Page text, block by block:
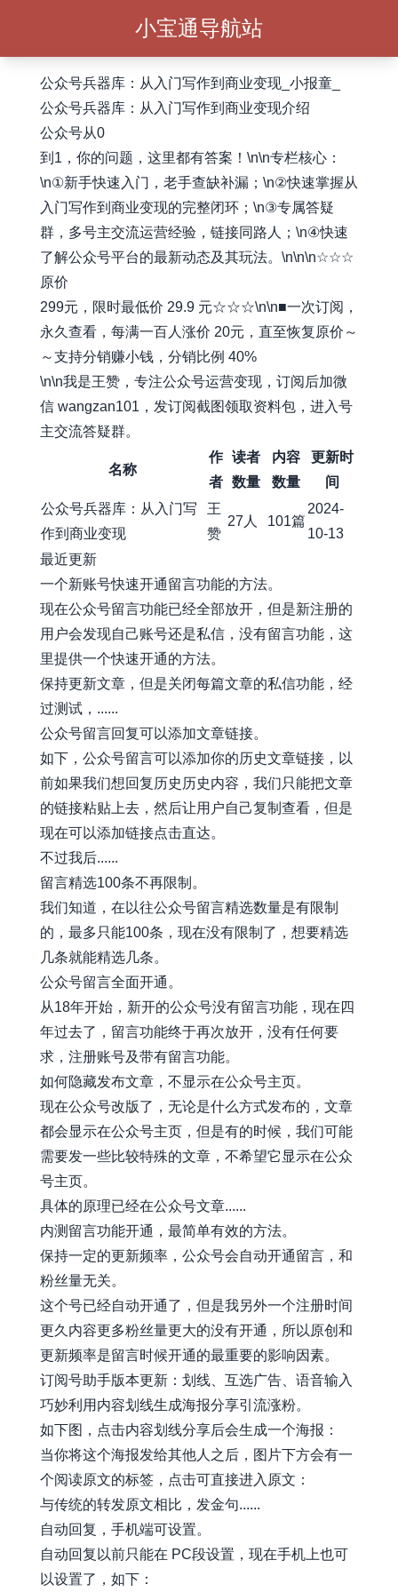
小宝通导航站
公众号兵器库：从入门写作到商业变现_小报童_
公众号兵器库：从入门写作到商业变现介绍
公众号从0
到1，你的问题，这里都有答案！\n\n专栏核心：
\n①新手快速入门，老手查缺补漏；\n②快速掌握从
入门写作到商业变现的完整闭环；\n③专属答疑
群，多号主交流运营经验，链接同路人；\n④快速
了解公众号平台的最新动态及其玩法。\n\n\n☆☆☆
原价
299元，限时最低价 29.9 元☆☆☆\n\n■一次订阅，
永久查看，每满一百人涨价 20元，直至恢复原价～
～支持分销赚小钱，分销比例 40%
\n\n我是王赞，专注公众号运营变现，订阅后加微
信 wangzan101，发订阅截图领取资料包，进入号
主交流答疑群。
名称
作
者
读者
数量
内容
数量
更新时
间
公众号兵器库：从入门写
作到商业变现
王
赞
27人 101篇
2024-
10-13
最近更新
一个新账号快速开通留言功能的方法。
现在公众号留言功能已经全部放开，但是新注册的
用户会发现自己账号还是私信，没有留言功能，这
里提供一个快速开通的方法。
保持更新文章，但是关闭每篇文章的私信功能，经
过测试，......
公众号留言回复可以添加文章链接。
如下，公众号留言可以添加你的历史文章链接，以
前如果我们想回复历史历史内容，我们只能把文章
的链接粘贴上去，然后让用户自己复制查看，但是
现在可以添加链接点击直达。
不过我后......
留言精选100条不再限制。
我们知道，在以往公众号留言精选数量是有限制
的，最多只能100条，现在没有限制了，想要精选
几条就能精选几条。
公众号留言全面开通。
从18年开始，新开的公众号没有留言功能，现在四
年过去了，留言功能终于再次放开，没有任何要
求，注册账号及带有留言功能。
如何隐藏发布文章，不显示在公众号主页。
现在公众号改版了，无论是什么方式发布的，文章
都会显示在公众号主页，但是有的时候，我们可能
需要发一些比较特殊的文章，不希望它显示在公众
号主页。
具体的原理已经在公众号文章......
内测留言功能开通，最简单有效的方法。
保持一定的更新频率，公众号会自动开通留言，和
粉丝量无关。
这个号已经自动开通了，但是我另外一个注册时间
更久内容更多粉丝量更大的没有开通，所以原创和
更新频率是留言时候开通的最重要的影响因素。
订阅号助手版本更新：划线、互选广告、语音输入
巧妙利用内容划线生成海报分享引流涨粉。
如下图，点击内容划线分享后会生成一个海报：
当你将这个海报发给其他人之后，图片下方会有一
个阅读原文的标签，点击可直接进入原文：
与传统的转发原文相比，发金句......
自动回复，手机端可设置。
自动回复以前只能在 PC段设置，现在手机上也可
以设置了，如下：